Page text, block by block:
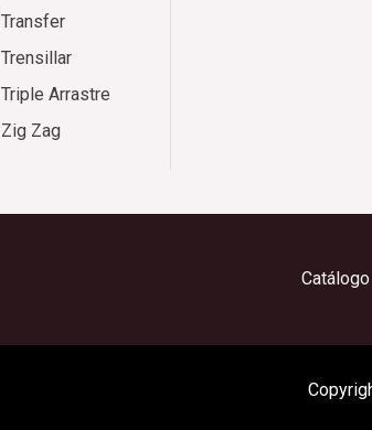
Transfer
Trensillar
Triple Arrastre
Zig Zag
Catálogo